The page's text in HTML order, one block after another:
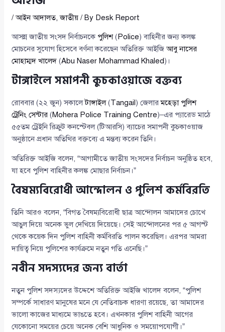
/আইন আদালত,জাতীয় / By Desk Report
আসন্ন জাতীয় সংসদ নির্বাচনকে পুলিশ( Police) বাহিনীর জন্য কলঙ্ক
মোচনের সুযোগ হিসেবে বর্ণনা করেছেন অতিরিক্ত আইজিআবু নাসের
মোহাম্মদ খালেদ (Abu Naser Mohammad Khaled)।
টাঙ্গাইলে সমাপনী কুচকাওয়াজে বক্তব্য
রোববার (২২ জুন) সকালেটাঙ্গাইল(Tangail ) জেলারমহেড়া পুলিশ
ট্রেনিং সেন্টার (Mohera Police Training Centre)–এর প্যারেড মাঠে
৫৫তম ট্রেইনি রিক্রুট কনস্টেবল (টিআরসি) ব্যাচের সমাপনী কুচকাওয়াজ
অনুষ্ঠানে প্রধান অতিথির বক্তব্যে এ মন্তব্য করেন তিনি।
অতিরিক্ত আইজি বলেন, “আগামীতে জাতীয় সংসদের নির্বাচন অনুষ্ঠিত হবে,
যা হবে পুলিশ বাহিনীর কলঙ্ক মোছার নির্বাচন।”
বৈষম্যবিরোধী আন্দোলন ও পুলিশ কর্মবিরতি
তিনি আরও বলেন, “বিগত বৈষম্যবিরোধী ছাত্র আন্দোলন আমাদের চোখে
আঙুল দিয়ে অনেক ভুল দেখিয়ে দিয়েছে। সেই আন্দোলনের পর ৫ আগস্ট
থেকে কয়েক দিন পুলিশ বাহিনী কর্মবিরতি পালন করেছিল। এরপর আমরা
দায়িত্ব নিয়ে পুলিশের কার্যক্রমে নতুন গতি এনেছি।”
নবীন সদস্যদের জন্য বার্তা
নতুন পুলিশ সদস্যদের উদ্দেশে অতিরিক্ত আইজি খালেদ বলেন, “পুলিশ
সম্পর্কে সাধারণ মানুষের মনে যে নেতিবাচক ধারণা রয়েছে, তা আমাদের
ভালো কাজের মাধ্যমে ভাঙতে হবে। এখনকার পুলিশ বাহিনী আগের
যেকোনো সময়ের চেয়ে অনেক বেশি আধুনিক ও সময়োপযোগী।”